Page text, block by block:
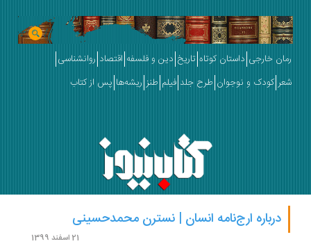
رمان خارجی داستان کوتاه تاریخ دین و فلسفه اقتصاد روانشناسی
شعر کودک و نوجوان طرح جلد فیلم طنز ریشه‌ها پس از کتاب
درباره ارج‌نامه انسان | نسترن محمدحسینی
21 اسفند 1399